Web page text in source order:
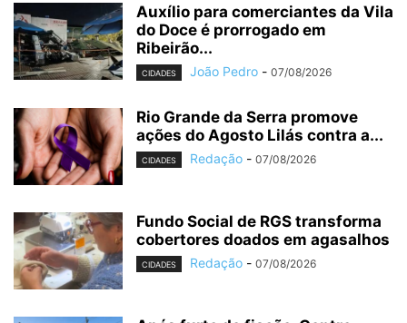
Auxílio para comerciantes da Vila
do Doce é prorrogado em
Ribeirão...
CIDADES João Pedro - 07/08/2026
Rio Grande da Serra promove
ações do Agosto Lilás contra a...
CIDADES Redação - 07/08/2026
Fundo Social de RGS transforma
cobertores doados em agasalhos
CIDADES Redação - 07/08/2026